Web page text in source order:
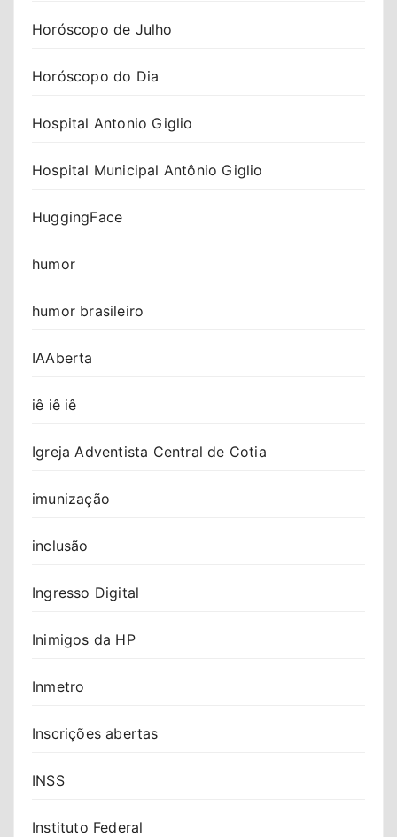
Horóscopo de Julho
Horóscopo do Dia
Hospital Antonio Giglio
Hospital Municipal Antônio Giglio
HuggingFace
humor
humor brasileiro
IAAberta
iê iê iê
Igreja Adventista Central de Cotia
imunização
inclusão
Ingresso Digital
Inimigos da HP
Inmetro
Inscrições abertas
INSS
Instituto Federal